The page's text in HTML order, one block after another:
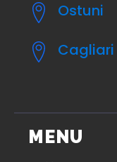
Ostuni
Cagliari
MENU